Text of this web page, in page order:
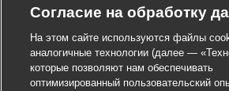
Согласие на обработку
На этом сайте используются файлы
аналогичные технологии (далее —
которые позволяют нам обеспечивать
оптимизированный пользовательский